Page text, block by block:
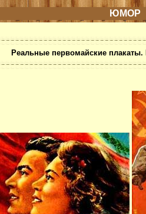
ЮМОР
Реальные первомайские плакаты.